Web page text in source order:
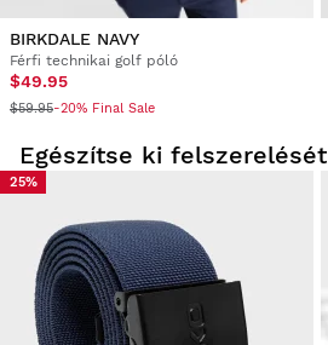
BIRKDALE NAVY
Férfi technikai golf póló
$49.95
$59.95-20% Final Sale
Egészítse ki felszerelését
25%